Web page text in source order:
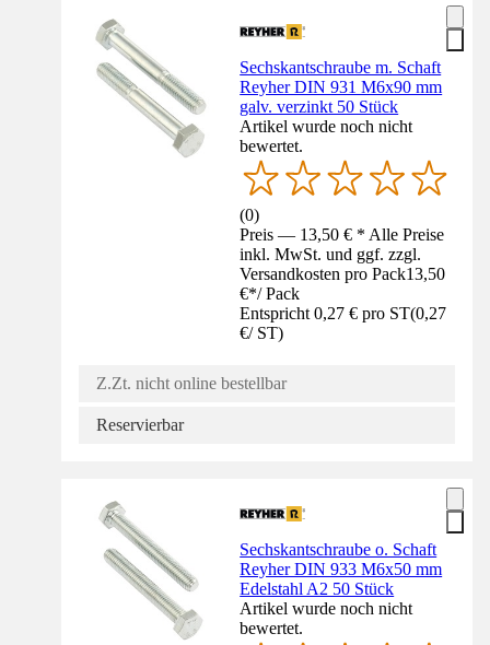
Sechskantschraube m. Schaft
Reyher DIN 931 M6x90 mm
galv. verzinkt 50 Stück
Artikel wurde noch nicht
bewertet.
(0)
Preis — 13,50 € * Alle Preise
inkl. MwSt. und ggf. zzgl.
Versandkosten pro Pack13,50
€*/ Pack
Entspricht 0,27 € pro ST(0,27
€/ ST)
Z.Zt. nicht online bestellbar
Reservierbar
Sechskantschraube o. Schaft
Reyher DIN 933 M6x50 mm
Edelstahl A2 50 Stück
Artikel wurde noch nicht
bewertet.